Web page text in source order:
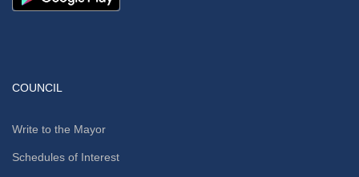
COUNCIL
Write to the Mayor
Schedules of Interest